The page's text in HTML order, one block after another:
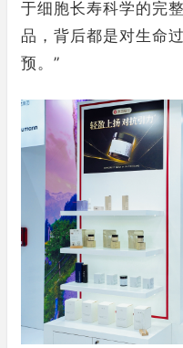
于细胞长寿科学的完
品，背后都是对生命
预。”